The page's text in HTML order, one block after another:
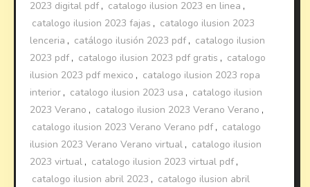
2023 digital pdf , catalogo ilusion 2023 en linea ,
catalogo ilusion 2023 fajas , catalogo ilusion 2023
lenceria , catálogo ilusión 2023 pdf , catalogo ilusion
2023 pdf , catalogo ilusion 2023 pdf gratis , catalogo
ilusion 2023 pdf mexico , catalogo ilusion 2023 ropa
interior , catalogo ilusion 2023 usa , catalogo ilusion
2023 Verano , catalogo ilusion 2023 Verano Verano ,
catalogo ilusion 2023 Verano Verano pdf , catalogo
ilusion 2023 Verano Verano virtual , catalogo ilusion
2023 virtual , catalogo ilusion 2023 virtual pdf ,
catalogo ilusion abril 2023 , catalogo ilusion abril